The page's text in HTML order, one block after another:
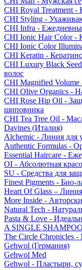
CHI Royal Treatment -
CHI Styling -
CHI Infra -
CHI Ionic Hair Color -
CHI Ionic Color
CHI Keratin -
CHI Luxury Black
волос
CHI Magnified Volume
CHI Olive Organics -
CHI Rose Hip Oil -
шиповника
CHI Tea Tree Oil -
Davines (Италия)
Alchemic - Линия для
Authentic Formulas -
Essential Haircare -
OI - Абсолютная
SU - Средства для
Finest Pigments - Био-
Heart Of Glass –
More Inside -
Natural Tech -
Pasta & Love -
A SINGLE SHAMPOO
The Circle Chronicles
Gehwol (Германия)
Gehwol Med
Gehwol - Пластыри,